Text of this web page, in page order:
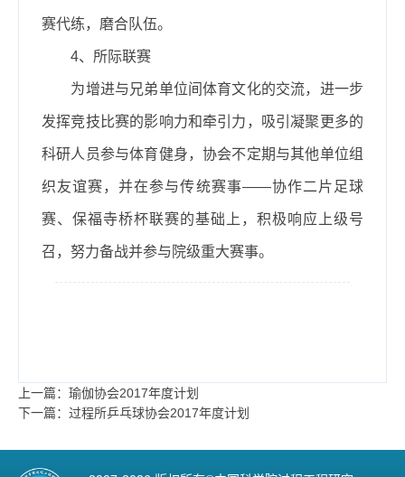
赛代练，磨合队伍。
4、所际联赛
为增进与兄弟单位间体育文化的交流，进一步
发挥竞技比赛的影响力和牵引力，吸引凝聚更多的
科研人员参与体育健身，协会不定期与其他单位组
织友谊赛，并在参与传统赛事——协作二片足球
赛、保福寺桥杯联赛的基础上，积极响应上级号
召，努力备战并参与院级重大赛事。
上一篇：瑜伽协会2017年度计划
下一篇：过程所乒乓球协会2017年度计划